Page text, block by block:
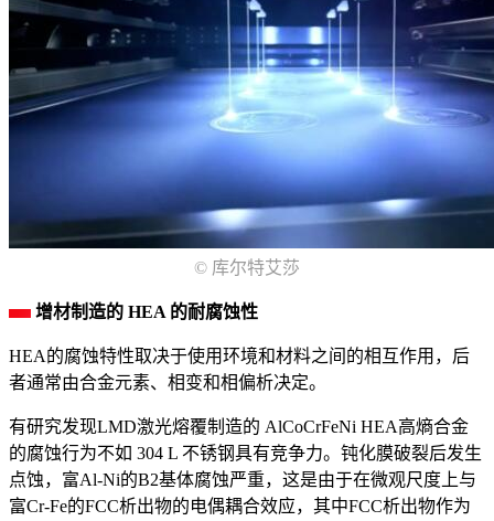
© 库尔特艾莎
增材制造的 HEA 的耐腐蚀性
HEA的腐蚀特性取决于使用环境和材料之间的相互作用，后
者通常由合金元素、相变和相偏析决定。
有研究发现LMD激光熔覆制造的 AlCoCrFeNi HEA高熵合金
的腐蚀行为不如 304 L 不锈钢具有竞争力。钝化膜破裂后发生
点蚀，富Al-Ni的B2基体腐蚀严重，这是由于在微观尺度上与
富Cr-Fe的FCC析出物的电偶耦合效应，其中FCC析出物作为